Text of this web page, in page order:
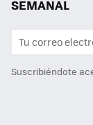
SEMANAL
Suscribiéndote